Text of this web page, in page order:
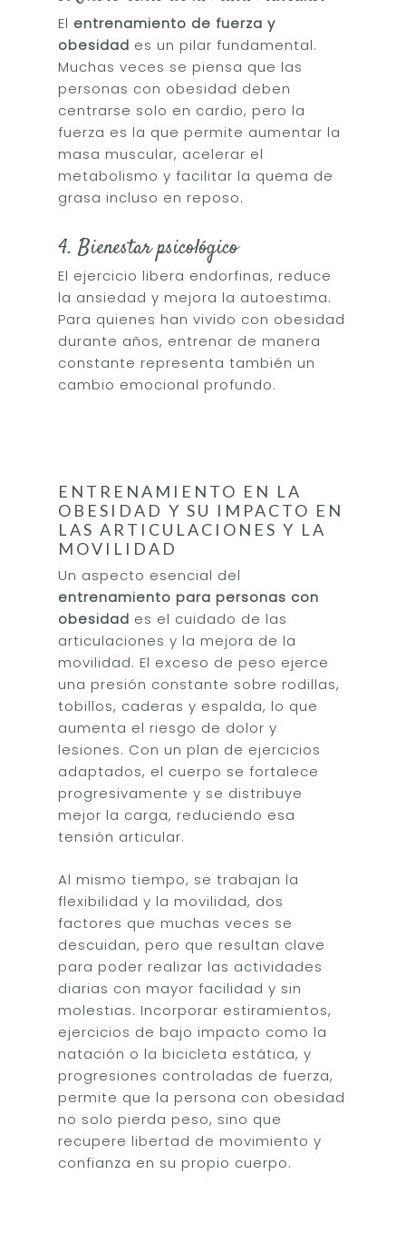
El entrenamiento de fuerza y
obesidad es un pilar fundamental.
Muchas veces se piensa que las
personas con obesidad deben
centrarse solo en cardio, pero la
fuerza es la que permite aumentar la
masa muscular, acelerar el
metabolismo y facilitar la quema de
grasa incluso en reposo.
4. Bienestar psicológico
El ejercicio libera endorfinas, reduce
la ansiedad y mejora la autoestima.
Para quienes han vivido con obesidad
durante años, entrenar de manera
constante representa también un
cambio emocional profundo.
ENTRENAMIENTO EN LA
OBESIDAD Y SU IMPACTO EN
LAS ARTICULACIONES Y LA
MOVILIDAD
Un aspecto esencial del
entrenamiento para personas con
obesidad es el cuidado de las
articulaciones y la mejora de la
movilidad. El exceso de peso ejerce
una presión constante sobre rodillas,
tobillos, caderas y espalda, lo que
aumenta el riesgo de dolor y
lesiones. Con un plan de ejercicios
adaptados, el cuerpo se fortalece
progresivamente y se distribuye
mejor la carga, reduciendo esa
tensión articular.
Al mismo tiempo, se trabajan la
flexibilidad y la movilidad, dos
factores que muchas veces se
descuidan, pero que resultan clave
para poder realizar las actividades
diarias con mayor facilidad y sin
molestias. Incorporar estiramientos,
ejercicios de bajo impacto como la
natación o la bicicleta estática, y
progresiones controladas de fuerza,
permite que la persona con obesidad
no solo pierda peso, sino que
recupere libertad de movimiento y
confianza en su propio cuerpo.